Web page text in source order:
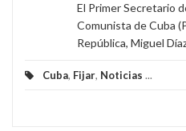
El Primer Secretario
Comunista de Cuba
República, Miguel
Cuba, Fijar, Noticias ...